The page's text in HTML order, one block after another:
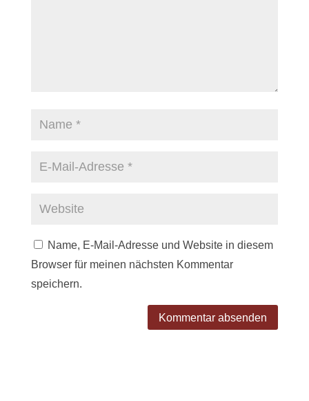
Name, E-Mail-Adresse und Website in diesem
Browser für meinen nächsten Kommentar
speichern.